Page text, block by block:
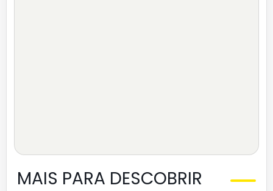
MAIS PARA DESCOBRIR